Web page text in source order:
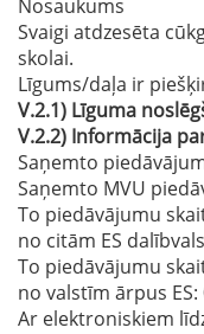
Nosaukums
Svaigi atdzesēta
skolai.
Līgums/daļa ir
V.2.1) Līguma
V.2.2) Informācija
Saņemto
Saņemto MVU
To piedāvājumu
no citām ES
To piedāvājumu
no valstīm ārpus ES:
Ar elektroniskiem